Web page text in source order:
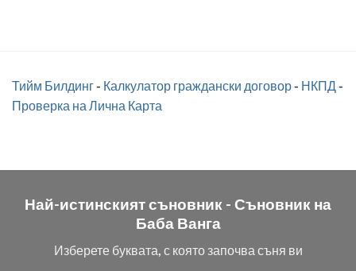
Тийм Билдинг- Калкулатор граждански договор- НКПД-
Проверка на Лична Карта
Най-истинският съновник - Съновник на
Баба Ванга
Изберете буквата, с която започва съня ви